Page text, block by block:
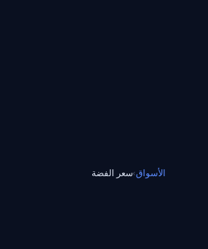
الأسواق›سعر الفضة